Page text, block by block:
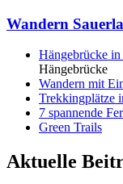
Wandern
Hängebrücke
Hängebrücke
Wandern mit
Trekkingplätze
7 spannende
Green Trails
Aktuelle